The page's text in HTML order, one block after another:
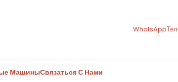
WhatsApp
МашиныСвязаться С Нами